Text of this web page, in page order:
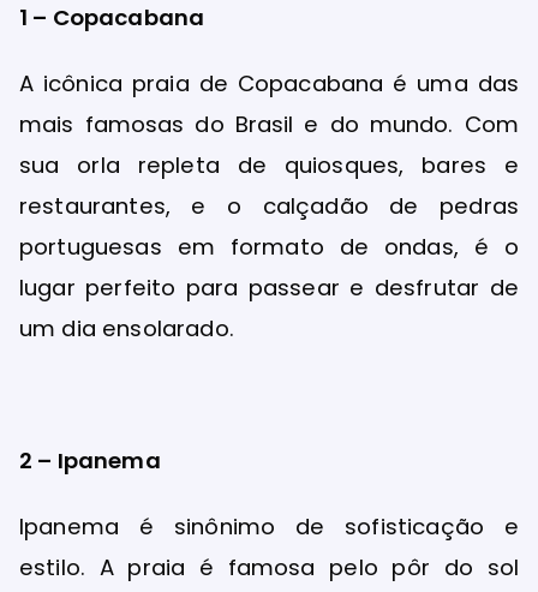
1 – Copacabana
A icônica praia de Copacabana é uma das
mais famosas do Brasil e do mundo. Com
sua orla repleta de quiosques, bares e
restaurantes, e o calçadão de pedras
portuguesas em formato de ondas, é o
lugar perfeito para passear e desfrutar de
um dia ensolarado.
2 – Ipanema
Ipanema é sinônimo de sofisticação e
estilo. A praia é famosa pelo pôr do sol